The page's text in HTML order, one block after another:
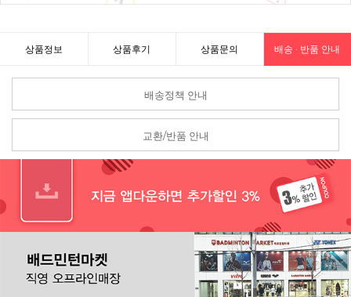
상품정보 상품후기 상품문의 배송 · 반품 안내
배송정책 안내
교환/반품 안내